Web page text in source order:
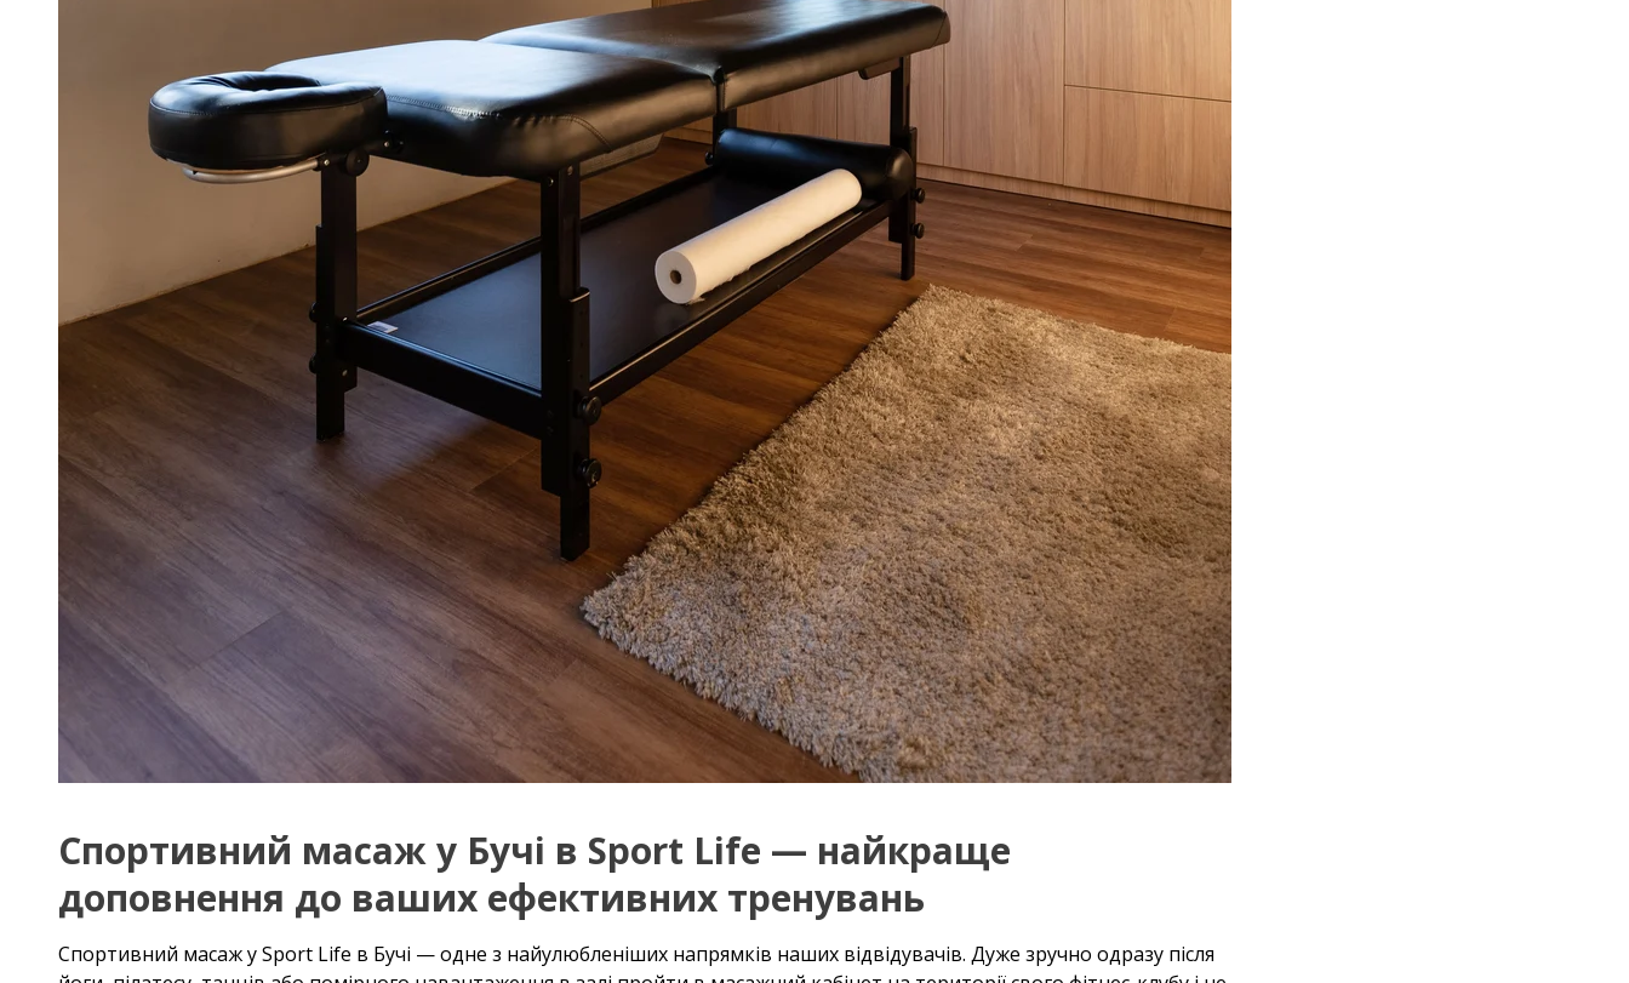
Спортивний масаж у Бучі в Sport Life — найкраще
доповнення до ваших ефективних тренувань
Спортивний масаж у Sport Life в Бучі — одне з найулюбленіших напрямків наших відвідувачів. Дуже зручно одразу після